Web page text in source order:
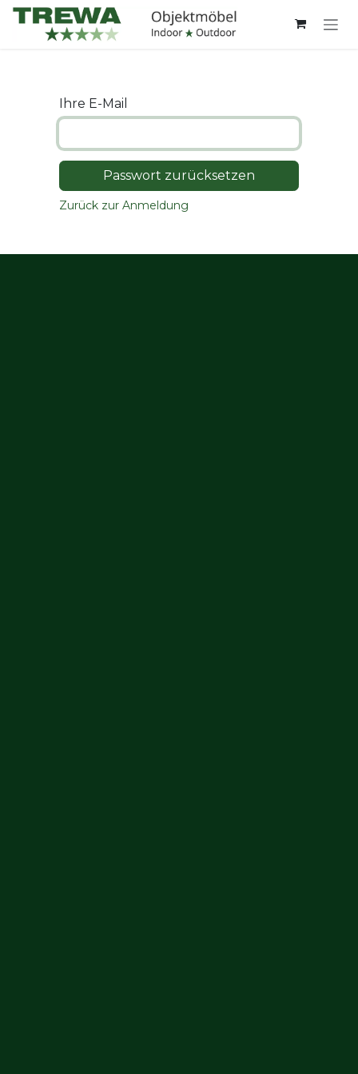
Zum Inhalt springen
Ihre E-Mail
Passwort zurücksetzen
Zurück zur Anmeldung